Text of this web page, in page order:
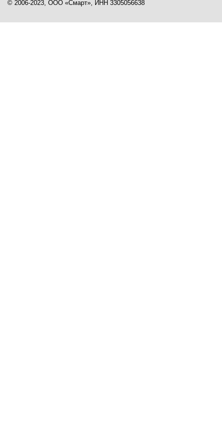
© 2006-2023, ООО «Смарт», ИНН 3305056638